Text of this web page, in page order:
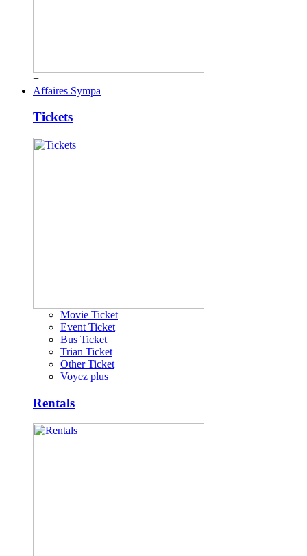
+
Affaires Sympa
Tickets
Movie Ticket
Event Ticket
Bus Ticket
Trian Ticket
Other Ticket
Voyez plus
Rentals